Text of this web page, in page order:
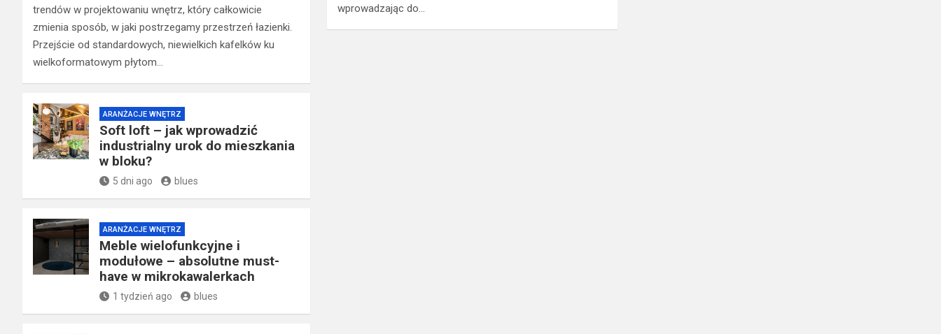
wprowadzając do…
trendów w projektowaniu wnętrz, który całkowicie
zmienia sposób, w jaki postrzegamy przestrzeń łazienki.
Przejście od standardowych, niewielkich kafelków ku
wielkoformatowym płytom…
ARANŻACJE WNĘTRZ
Soft loft – jak wprowadzić
industrialny urok do mieszkania
w bloku?
5 dni ago blues
ARANŻACJE WNĘTRZ
Meble wielofunkcyjne i
modułowe – absolutne must-
have w mikrokawalerkach
1 tydzień ago blues